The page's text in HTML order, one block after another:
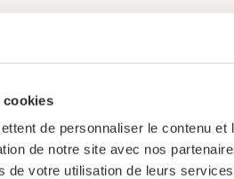
cookies
de personnaliser le contenu
de notre site avec nos
de votre utilisation de leurs